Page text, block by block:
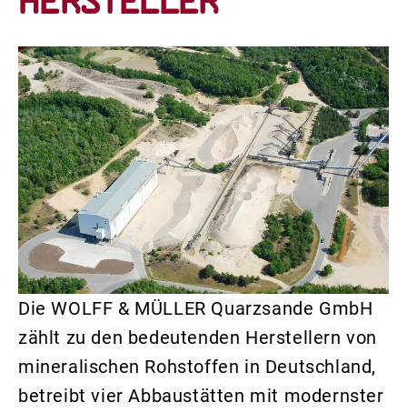
Die WOLFF & MÜLLER Quarzsande GmbH
zählt zu den bedeutenden Herstellern von
mineralischen Rohstoffen in Deutschland,
betreibt vier Abbaustätten mit modernster